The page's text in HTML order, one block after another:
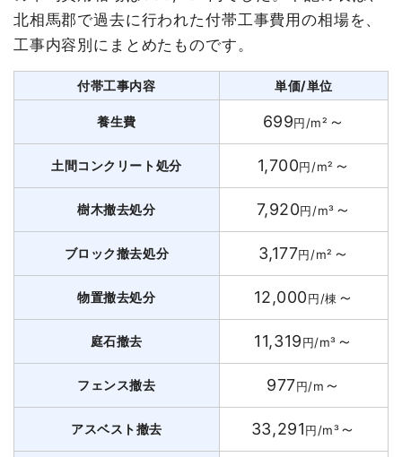
北相馬郡で過去に行われた付帯工事費用の相場を、
工事内容別にまとめたものです。
付帯工事内容 単価/単位
養生費 699円/m² ～
土間コンクリート処分 1,700円/m² ～
樹木撤去処分 7,920円/m³ ～
ブロック撤去処分 3,177円/m² ～
物置撤去処分 12,000円/棟 ～
庭石撤去 11,319円/m³ ～
フェンス撤去 977円/m ～
アスベスト撤去 33,291円/m³～